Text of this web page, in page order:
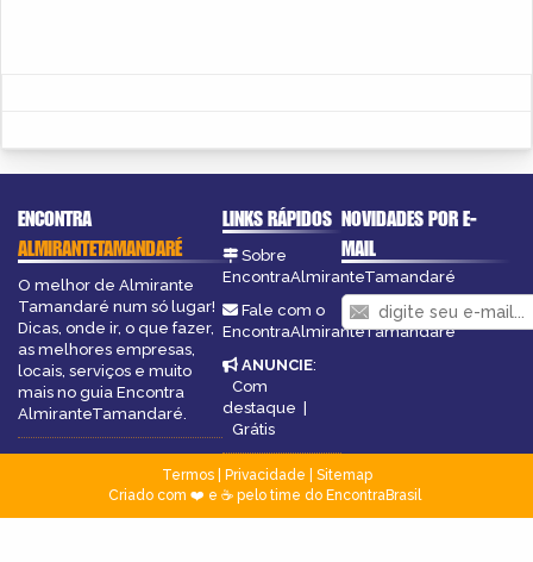
ENCONTRA
ALMIRANTETAMANDARÉ
O melhor de Almirante
Tamandaré num só lugar!
Dicas, onde ir, o que fazer,
as melhores empresas,
locais, serviços e muito
mais no guia Encontra
AlmiranteTamandaré.
LINKS RÁPIDOS
Sobre
EncontraAlmiranteTamandaré
Fale com o
EncontraAlmiranteTamandaré
ANUNCIE:
Com
destaque |
Grátis
NOVIDADES POR E-
MAIL
Termos| Privacidade
Sitemap
Criado com ❤️ e ☕ pelo time do EncontraBrasil